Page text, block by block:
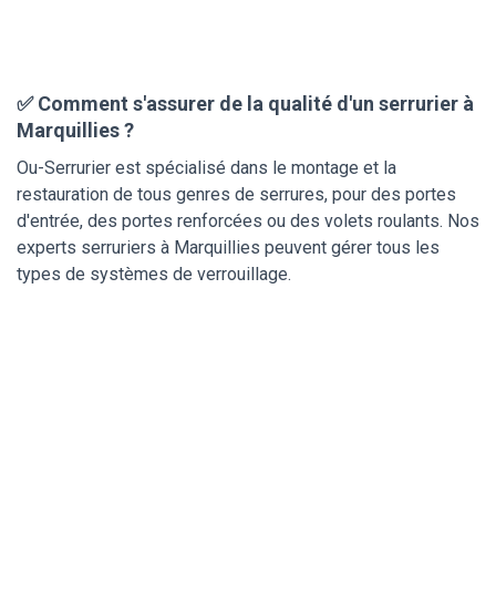
✅ Comment s'assurer de la qualité d'un serrurier à
Marquillies ?
Ou-Serrurier est spécialisé dans le montage et la
restauration de tous genres de serrures, pour des portes
d'entrée, des portes renforcées ou des volets roulants. Nos
experts serruriers à Marquillies peuvent gérer tous les
types de systèmes de verrouillage.